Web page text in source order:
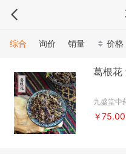
综合 询价 销量 价格
葛根花
九盛堂中
￥75.00